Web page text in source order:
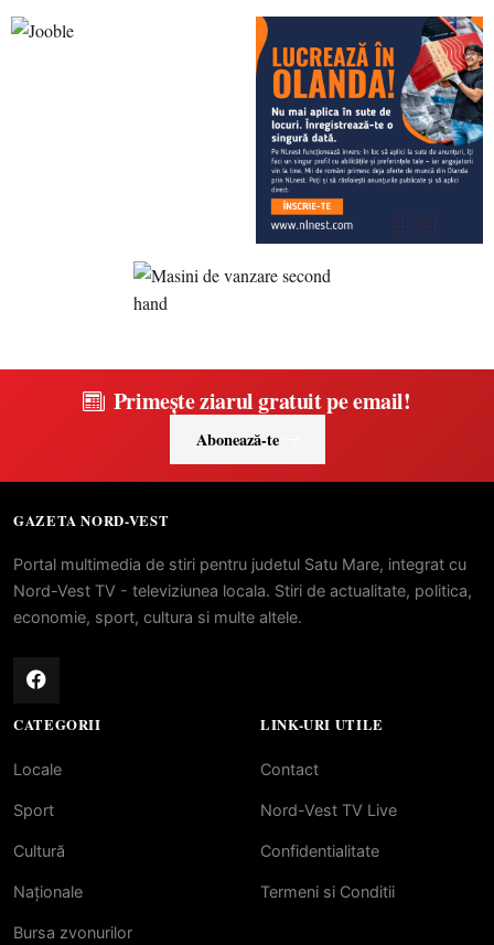
Primește ziarul gratuit pe email!
Abonează-te
GAZETA NORD-VEST
Portal multimedia de stiri pentru judetul Satu Mare, integrat cu
Nord-Vest TV - televiziunea locala. Stiri de actualitate, politica,
economie, sport, cultura si multe altele.
CATEGORII
Locale
Sport
Cultură
Naționale
Bursa zvonurilor
LINK-URI UTILE
Contact
Nord-Vest TV Live
Confidentialitate
Termeni si Conditii